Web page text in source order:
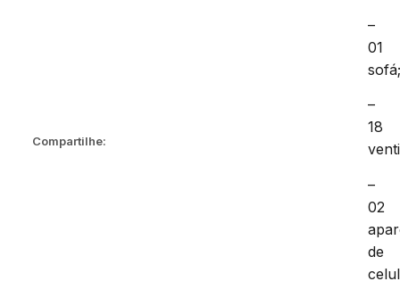
Compartilhe:
–
01
–
18
–
02
de